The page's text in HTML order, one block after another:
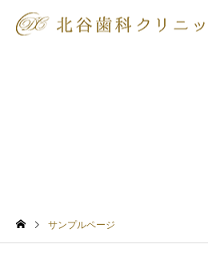
サンプルページ